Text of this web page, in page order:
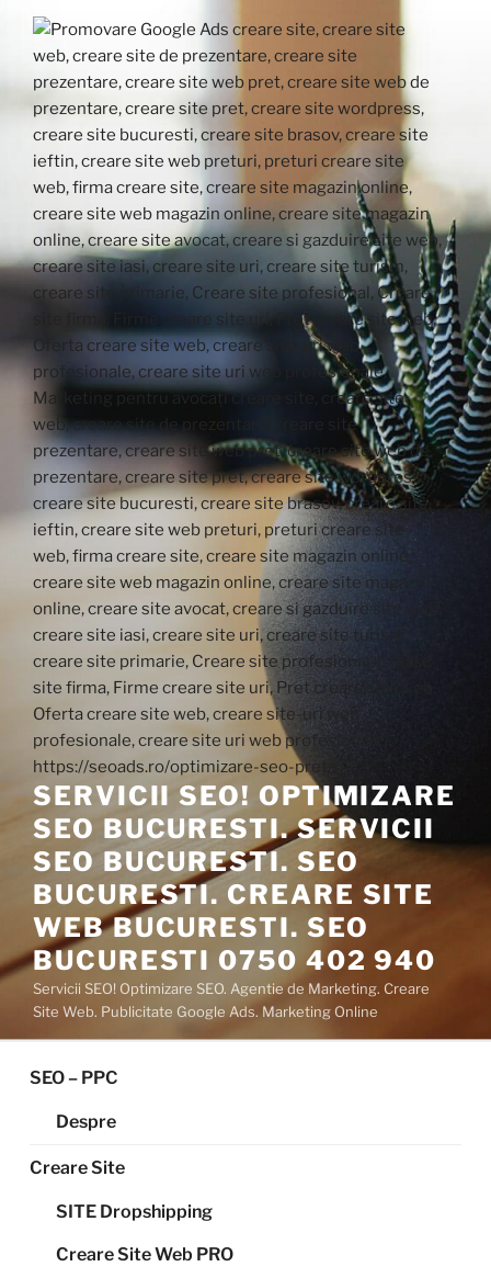
SERVICII SEO! OPTIMIZARE
SEO BUCURESTI. SERVICII
SEO BUCURESTI. SEO
BUCURESTI. CREARE SITE
WEB BUCURESTI. SEO
BUCURESTI 0750 402 940
Servicii SEO! Optimizare SEO. Agentie de Marketing. Creare
Site Web. Publicitate Google Ads. Marketing Online
SEO – PPC
Despre
Creare Site
SITE Dropshipping
Creare Site Web PRO